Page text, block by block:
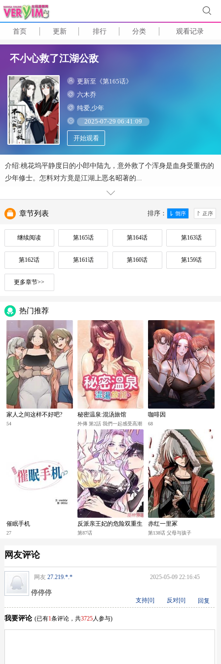
首页 更新 排行 分类 观看记录
不小心救了江湖公敌
更新至《第165话》
六木乔
纯爱,少年
2025-07-29 06:41:09
开始观看
介绍:桃花坞平静度日的小郎中陆九，意外救了个浑身是血身受重伤的
少年修士。怎料对方竟是江湖上恶名昭著的...
排序：
章节列表
继续阅读 第165话 第164话 第163话
第162话 第161话 第160话 第159话
更多章节>>
热门推荐
家人之间这样不好吧?
54
秘密温泉:混汤旅馆
外傳 第2話 我們一起感受高潮
♡
咖啡因
68
催眠手机
27
反派亲王妃的危险双重生
活
第87话
赤红一里冢
第138话 父母与孩子
网友评论
网友 27.219.*.* 2025-05-09 22:16:45
停停停
回复
反对[0]
支持[0]
我要评论 (已有1条评论，共3725人参与)